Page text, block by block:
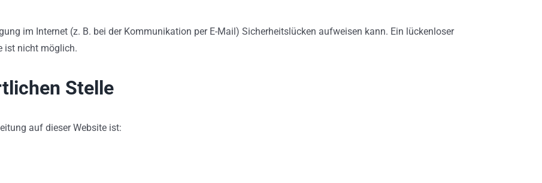
im Internet (z. B. bei der Kommunikation per E-Mail) Sicherheitslücken aufweisen kann. Ein lückenloser
ist nicht möglich.
Stelle
auf dieser Website ist: